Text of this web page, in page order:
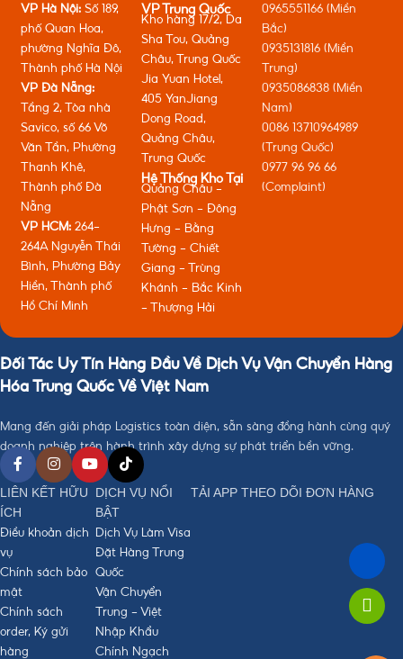
VP Hà Nội: Số 189,
phố Quan Hoa,
phường Nghĩa Đô,
Thành phố Hà Nội
VP Đà Nẵng:
Tầng 2, Tòa nhà
Savico, số 66 Võ
Văn Tần, Phường
Thanh Khê,
Thành phố Đà
Nẵng
VP HCM: 264-
264A Nguyễn Thái
Bình, Phường Bảy
Hiền, Thành phố
Hồ Chí Minh
VP Trung Quốc
Kho hàng 17/2, Da
Sha Tou, Quảng
Châu, Trung Quốc
Jia Yuan Hotel,
405 YanJiang
Dong Road,
Quảng Châu,
Trung Quốc
Hệ Thống Kho Tại
Quảng Châu -
Phật Sơn - Đông
Hưng - Bằng
Tường - Chiết
Giang - Trùng
Khánh - Bắc Kinh
- Thượng Hải
0965551166 (Miền
Bắc)
0935131816 (Miền
Trung)
0935086838 (Miền
Nam)
0086 13710964989
(Trung Quốc)
0977 96 96 66
(Complaint)
Đối Tác Uy Tín Hàng Đầu Về Dịch Vụ Vận Chuyển Hàng
Hóa Trung Quốc Về Việt Nam
Mang đến giải pháp Logistics toàn diện, sẵn sàng đồng hành cùng quý
doanh nghiệp trên hành trình xây dựng sự phát triển bền vững.
LIÊN KẾT HỮU
ÍCH
Điều khoản dịch
vụ
Chính sách bảo
mật
Chính sách
order, Ký gửi
hàng
DỊCH VỤ NỔI
BẬT
Dịch Vụ Làm Visa
Đặt Hàng Trung
Quốc
Vận Chuyển
Trung - Việt
Nhập Khẩu
Chính Ngạch
TẢI APP THEO DÕI ĐƠN HÀNG